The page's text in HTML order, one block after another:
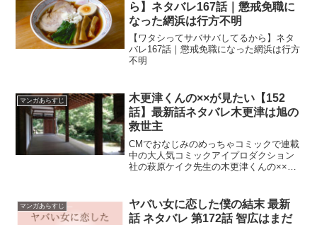
ら】ネタバレ167話｜懲戒免職に
なった網浜は行方不明
【ワタシってサバサバしてるから】ネタ
バレ167話｜懲戒免職になった網浜は行方
不明
マンガあらすじ
木更津くんの××が見たい【152
話】最新話ネタバレ木更津は旭の
救世主
CMでおなじみのめっちゃコミックで連載
中の大人気コミックアイプロダクション
社の萩原ケイク先生の木更津くんの××が
マンガあらすじ
ヤバい女に恋した僕の結末 最新
話 ネタバレ 第172話 智広はまだ